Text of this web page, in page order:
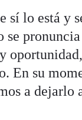
lo está y
se
En su
a dejarlo